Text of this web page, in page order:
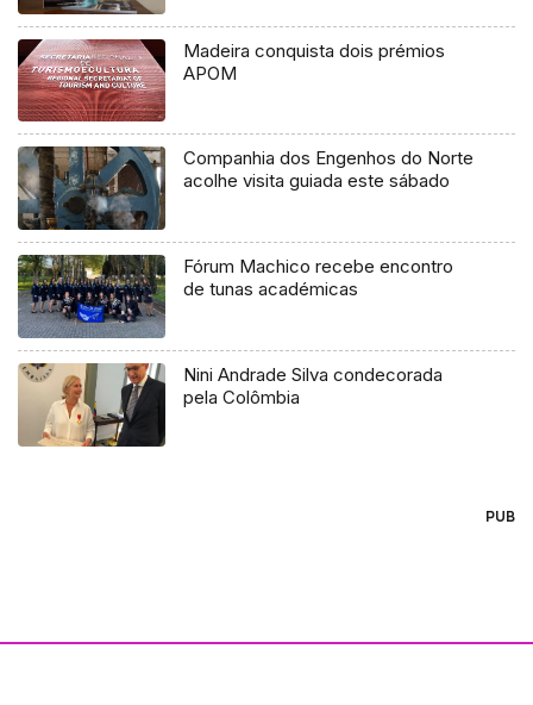
Madeira conquista dois prémios
APOM
Companhia dos Engenhos do Norte
acolhe visita guiada este sábado
Fórum Machico recebe encontro
de tunas académicas
Nini Andrade Silva condecorada
pela Colômbia
PUB